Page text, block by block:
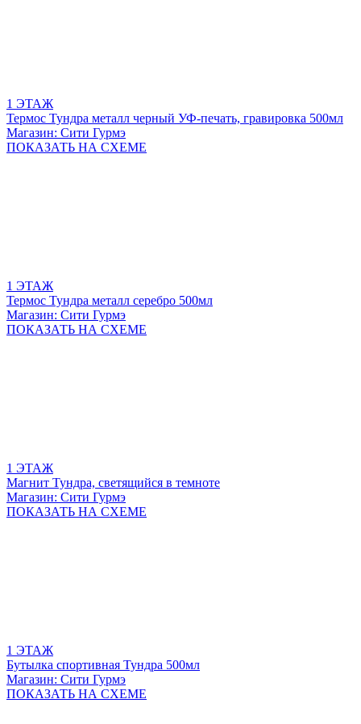
1 ЭТАЖ
Термос Тундра металл черный УФ-печать, гравировка 500мл
Магазин: Сити Гурмэ
ПОКАЗАТЬ НА СХЕМЕ
1 ЭТАЖ
Термос Тундра металл серебро 500мл
Магазин: Сити Гурмэ
ПОКАЗАТЬ НА СХЕМЕ
1 ЭТАЖ
Магнит Тундра, светящийся в темноте
Магазин: Сити Гурмэ
ПОКАЗАТЬ НА СХЕМЕ
1 ЭТАЖ
Бутылка спортивная Тундра 500мл
Магазин: Сити Гурмэ
ПОКАЗАТЬ НА СХЕМЕ